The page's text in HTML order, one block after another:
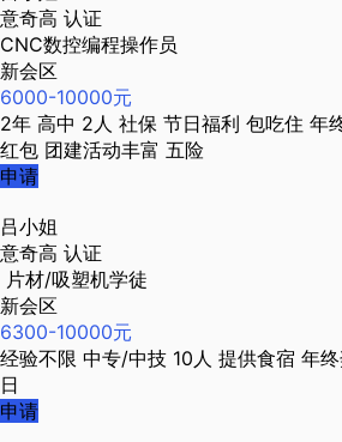
意奇高 认证
CNC数控编程操作员
新会区
6000-10000元
2年 高中 2人 社保 节日福利 包吃住 年
红包 团建活动丰富 五险
申请
吕小姐
意奇高 认证
片材/吸塑机学徒
新会区
6300-10000元
经验不限 中专/中技 10人 提供食宿 年
日
申请